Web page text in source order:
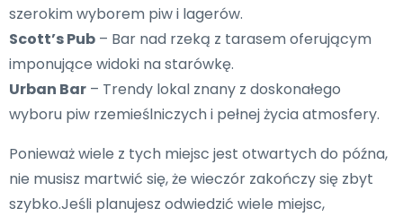
szerokim wyborem piw i lagerów.
Scott’s Pub – Bar nad rzeką z tarasem oferującym
imponujące widoki na starówkę.
Urban Bar – Trendy lokal znany z doskonałego
wyboru piw rzemieślniczych i pełnej życia atmosfery.
Ponieważ wiele z tych miejsc jest otwartych do późna,
nie musisz martwić się, że wieczór zakończy się zbyt
szybko.Jeśli planujesz odwiedzić wiele miejsc,